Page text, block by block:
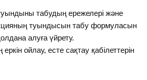
табудың ережелері және
туындысын табу формуласын
алуға үйрету.
ойлау, есте сақтау қабілеттерін